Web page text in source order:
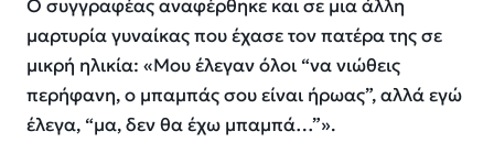
Ο συγγραφέας αναφέρθηκε και σε μια άλλη
μαρτυρία γυναίκας που έχασε τον πατέρα της σε
μικρή ηλικία: «Μου έλεγαν όλοι “να νιώθεις
περήφανη, ο μπαμπάς σου είναι ήρωας”, αλλά εγώ
έλεγα, “μα, δεν θα έχω μπαμπά…”».